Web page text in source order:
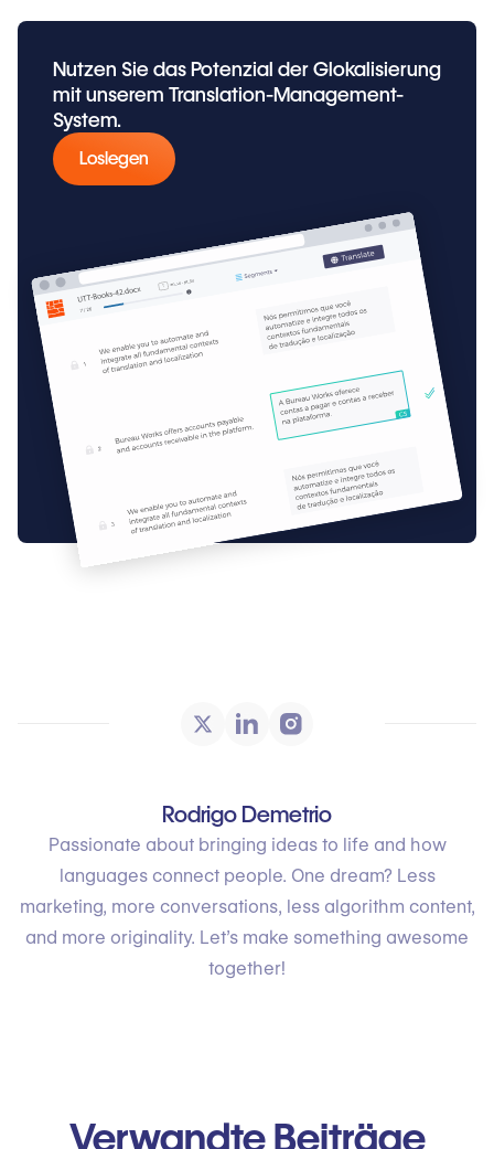
Nutzen Sie das Potenzial der Glokalisierung
mit unserem Translation-Management-
System.
Loslegen
Rodrigo Demetrio
Passionate about bringing ideas to life and how
languages connect people. One dream? Less
marketing, more conversations, less algorithm content,
and more originality. Let’s make something awesome
together!
Verwandte Beiträge